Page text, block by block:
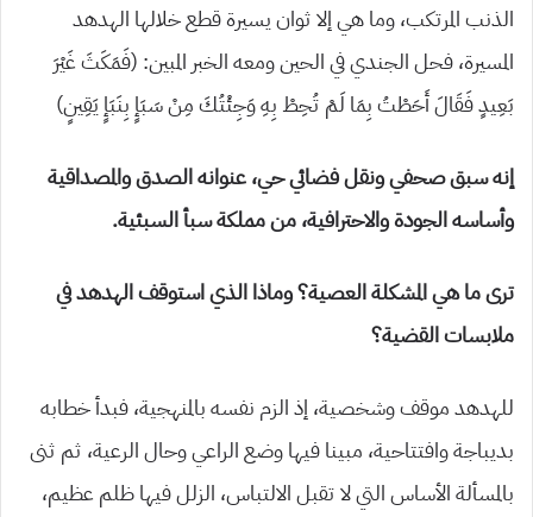
الذنب المرتكب، وما هي إلا ثوان يسيرة قطع خلالها الهدهد
المسيرة، فحل الجندي في الحين ومعه الخبر المبين: (فَمَكَثَ غَيْرَ
بَعِيدٍ فَقَالَ أَحَطْتُ بِمَا لَمْ تُحِطْ بِهِ وَجِئْتُكَ مِنْ سَبَإٍ بِنَبَإٍ يَقِينٍ)
إنه سبق صحفي ونقل فضائي حي، عنوانه الصدق والمصداقية
وأساسه الجودة والاحترافية، من مملكة سبأ السبئية.
ترى ما هي المشكلة العصية؟ وماذا الذي استوقف الهدهد في
ملابسات القضية؟
للهدهد موقف وشخصية، إذ الزم نفسه بالمنهجية، فبدأ خطابه
بديباجة وافتتاحية، مبينا فيها وضع الراعي وحال الرعية، ثم ثنى
بالمسألة الأساس التي لا تقبل الالتباس، الزلل فيها ظلم عظيم،